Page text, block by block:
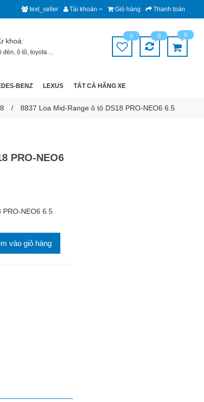
text_seller Tài khoản Giỏ hàng Thanh toán
khoá:
đèn,ô tô,toyota ...
0 0 0
BENZ LEXUS TẤT CẢ HÃNG XE
8837 Loa Mid-Range ô tô DS18 PRO-NEO6 6.5
PRO-NEO6
PRO-NEO6 6.5
vào giỏ hàng